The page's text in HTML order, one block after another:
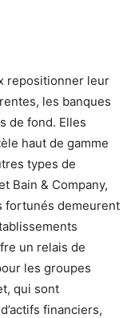
repositionner leur
les banques
de fond. Elles
haut de gamme
types de
Bain & Company,
fortunés demeurent
un relais de
les groupes
qui sont
financiers,